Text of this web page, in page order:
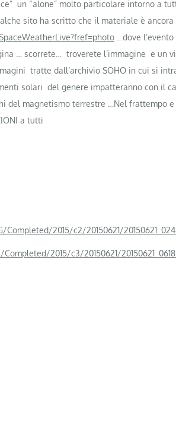
un “alone” molto particolare intorno a
sito ha scritto che il materiale è
…dove
… scorrete… troverete l’immagine e un
tratte dall’archivio SOHO in cui si
solari del genere impatteranno con il
del magnetismo terrestre …Nel frattempo e
a tutti
2015/c2/20150621/
2015/c3/20150621/